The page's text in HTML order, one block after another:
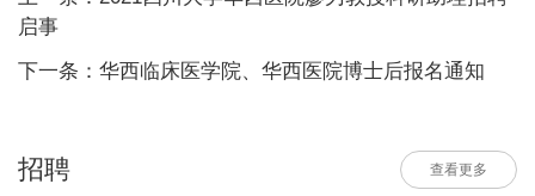
启事
下一条：华西临床医学院、华西医院博士后报名通知
招聘 查看更多